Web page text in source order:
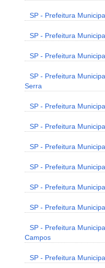
SP - Prefeitura
SP - Prefeitura
SP - Prefeitura
SP - Prefeitura
Serra
SP - Prefeitura
SP - Prefeitura
SP - Prefeitura
SP - Prefeitura
SP - Prefeitura
SP - Prefeitura
SP - Prefeitura
Campos
SP - Prefeitura